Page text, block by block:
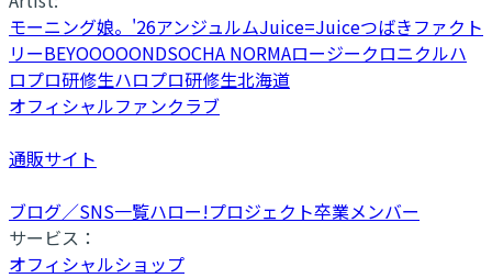
モーニング娘。'26アンジュルムJuice=Juiceつばきファクト
リーBEYOOOOONDSOCHA NORMAロージークロニクルハ
ロプロ研修生ハロプロ研修生北海道
オフィシャルファンクラブ
通販サイト
ブログ／SNS一覧ハロー!プロジェクト卒業メンバー
サービス：
オフィシャルショップ